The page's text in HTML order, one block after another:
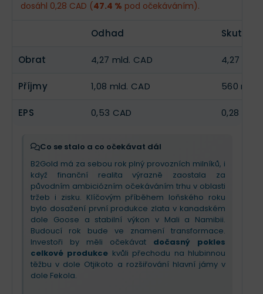
V Mali zůstává situace kolem dolu Fekola stabilní i
investory je podstatné, že společnost těží z
2026 očekává
výrazný nárůst produkce i volné
hotovosti
, jakmile Goose dosáhne
kvůli načasování prodejů zlata. Klíčovým milníkem
představuje transformační bod pro budoucnost
podzemní těžby na dole Fekola
, což uklidnilo
je prioritou získání povolení pro regionální expanzi
Fekola a pokračování v optimalizaci nákladů, které
mohou očekávat silný závěr roku s důrazem na
organický růst
dosáhl 0,28 CAD (47.4 % pod očekáváním).
Odhad
Obrat 4,27 mld. CAD 4,27 mld.
Příjmy 1,08 mld. CAD 560 mil.
EPS 0,53 CAD 0,28 CAD
Co se stalo a co očekávat dál
B2Gold má za sebou rok plný provozních milníků, i
když finanční realita výrazně zaostala za
původním ambiciózním očekáváním trhu v oblasti
tržeb i zisku. Klíčovým příběhem loňského roku
bylo dosažení první produkce zlata v kanadském
dole Goose a stabilní výkon v Mali a Namibii.
Budoucí rok bude ve znamení transformace.
Investoři by měli očekávat dočasný pokles
celkové produkce kvůli přechodu na hlubinnou
těžbu v dole Otjikoto a rozšiřování hlavní jámy v
dole Fekola.